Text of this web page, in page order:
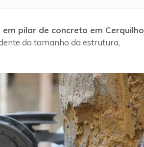
pilar de concreto em Cerquilho
do tamanho da estrutura,